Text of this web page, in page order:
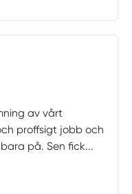
av vårt
proffsigt jobb och
på. Sen fick...